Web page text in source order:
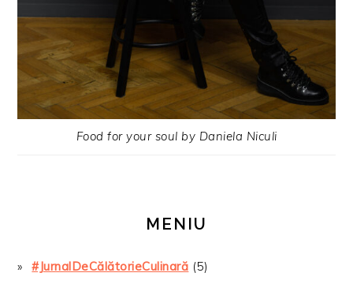
Food for your soul by Daniela Niculi
MENIU
#JurnalDeCălătorieCulinară (5)